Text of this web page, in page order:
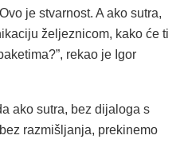
je stvarnost. A ako sutra,
željeznicom, kako će ti
rekao je Igor
ako sutra, bez dijaloga s
razmišljanja, prekinemo